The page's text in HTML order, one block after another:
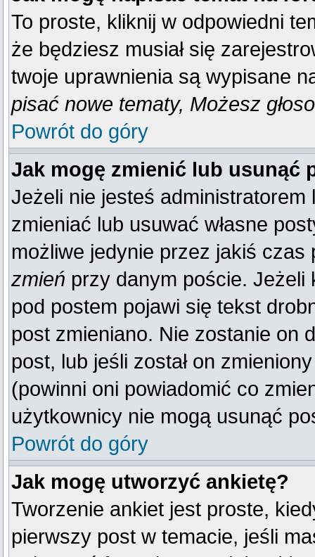
To proste, kliknij w odpowiedni
że będziesz musiał się
twoje uprawnienia są wypisane
pisać nowe tematy, Możesz
Powrót do góry
Jak mogę zmienić lub usunąć
Jeżeli nie jesteś
zmieniać lub usuwać własne
możliwe jedynie przez jakiś
zmień przy danym poście. Jeżeli
pod postem pojawi się tekst
post zmieniano. Nie zostanie on
post, lub jeśli został on
(powinni oni powiadomić co
użytkownicy nie mogą usunąć
Powrót do góry
Jak mogę utworzyć ankietę?
Tworzenie ankiet jest proste,
pierwszy post w temacie, jeśli